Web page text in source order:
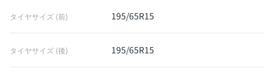
タイヤサイズ (前) 195/65R15
タイヤサイズ (後) 195/65R15